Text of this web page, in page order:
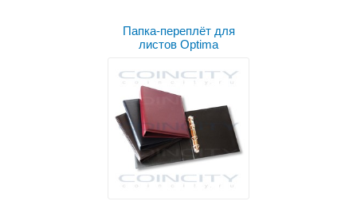
Папка-переплёт для
листов Optima